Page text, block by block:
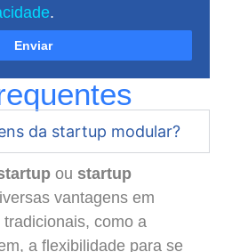
.
Enviar
da startup modular?
ou startup
vantagens em
como a
a flexibilidade para se